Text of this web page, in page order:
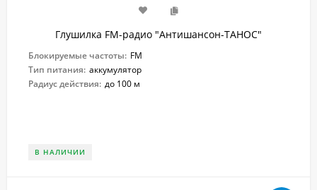
Глушилка FM-радио "Антишансон-ТАНОС"
Блокируемые частоты: FM
Тип питания: аккумулятор
Радиус действия: до 100 м
В НАЛИЧИИ